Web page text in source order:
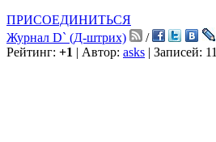
ПРИСОЕДИНИТЬСЯ
Журнал D` (Д-штрих)
/
Рейтинг: +1 | Автор: asks | Записей: